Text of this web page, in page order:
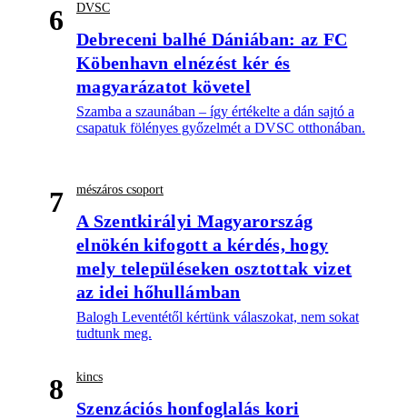
6 DVSC
Debreceni balhé Dániában: az FC
Köbenhavn elnézést kér és
magyarázatot követel
Szamba a szaunában – így értékelte a dán sajtó a
csapatuk fölényes győzelmét a DVSC otthonában.
7 mészáros csoport
A Szentkirályi Magyarország
elnökén kifogott a kérdés, hogy
mely településeken osztottak vizet
az idei hőhullámban
Balogh Leventétől kértünk válaszokat, nem sokat
tudtunk meg.
8 kincs
Szenzációs honfoglalás kori